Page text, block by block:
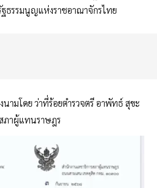
ฐธรรมนูญแห่งราชอาณาจักรไทย
นามโดย ว่าที่ร้อยตำรวจตรี อาพัทธ์ สุขะ
ภาผู้แทนราษฎร